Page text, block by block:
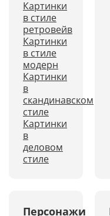
Картинки
в стиле
ретровейв
Картинки
в стиле
модерн
Картинки
в
скандинавском
стиле
Картинки
в
деловом
стиле
Персонажи